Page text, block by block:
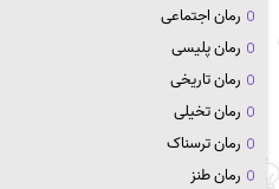
رمان اجتماعی
رمان پلیسی
رمان تاریخی
رمان تخیلی
رمان ترسناک
رمان طنز